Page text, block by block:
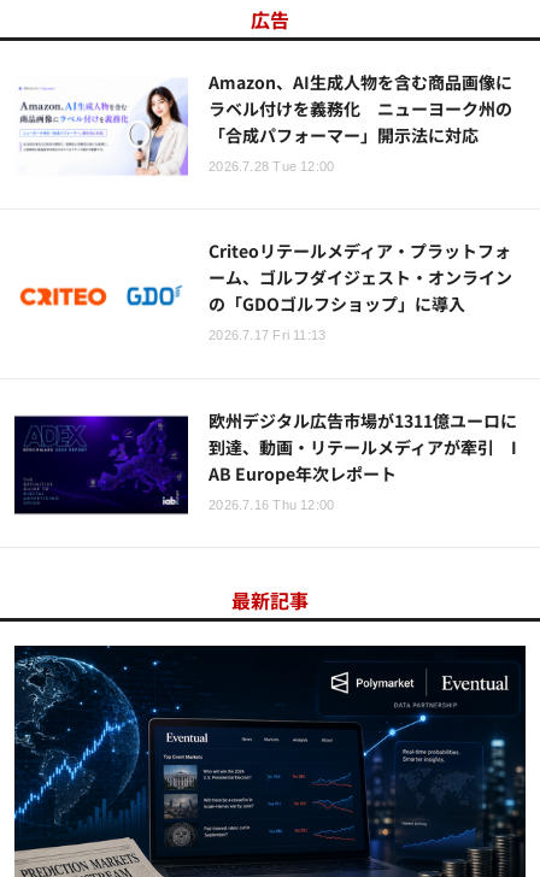
広告
Amazon、AI生成人物を含む商品画像に
ラベル付けを義務化 ニューヨーク州の
「合成パフォーマー」開示法に対応
2026.7.28 Tue 12:00
Criteoリテールメディア・プラットフォ
ーム、ゴルフダイジェスト・オンライン
の「GDOゴルフショップ」に導入
2026.7.17 Fri 11:13
欧州デジタル広告市場が1311億ユーロに
到達、動画・リテールメディアが牽引 I
AB Europe年次レポート
2026.7.16 Thu 12:00
最新記事